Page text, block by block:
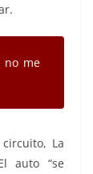
no me
La
auto “se